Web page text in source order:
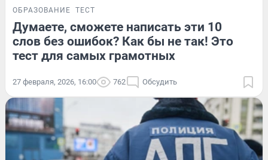
ОБРАЗОВАНИЕ ТЕСТ
Думаете, сможете написать эти 10
слов без ошибок? Как бы не так! Это
тест для самых грамотных
27 февраля, 2026, 16:00 762 Обсудить